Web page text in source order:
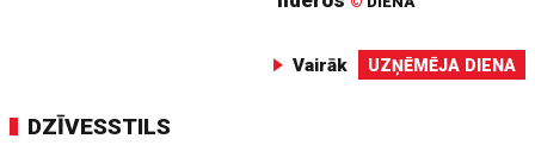
Vairāk UZŅĒMĒJA DIENA
DZĪVESSTILS